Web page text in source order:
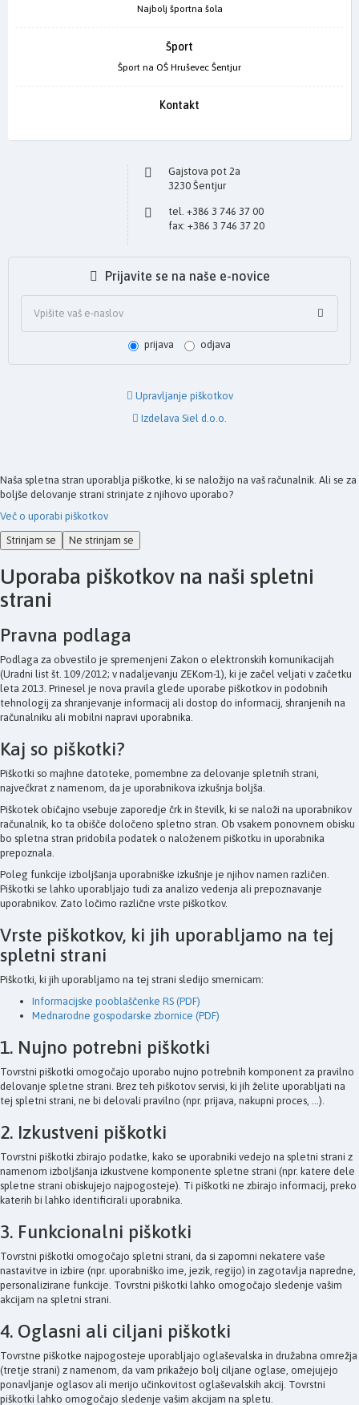
Najbolj športna šola
Šport
Šport na OŠ Hruševec Šentjur
Kontakt
Gajstova pot 2a
3230 Šentjur
tel. +386 3 746 37 00
fax: +386 3 746 37 20
Prijavite se na naše e-novice
prijava odjava
Upravljanje piškotkov
Izdelava Siel d.o.o.
Naša spletna stran uporablja piškotke, ki se naložijo na vaš računalnik. Ali se za
boljše delovanje strani strinjate z njihovo uporabo?
Več o uporabi piškotkov
Strinjam se
Ne strinjam se
Uporaba piškotkov na naši spletni
strani
Pravna podlaga
Podlaga za obvestilo je spremenjeni Zakon o elektronskih komunikacijah
(Uradni list št. 109/2012; v nadaljevanju ZEKom-1), ki je začel veljati v začetku
leta 2013. Prinesel je nova pravila glede uporabe piškotkov in podobnih
tehnologij za shranjevanje informacij ali dostop do informacij, shranjenih na
računalniku ali mobilni napravi uporabnika.
Kaj so piškotki?
Piškotki so majhne datoteke, pomembne za delovanje spletnih strani,
največkrat z namenom, da je uporabnikova izkušnja boljša.
Piškotek običajno vsebuje zaporedje črk in številk, ki se naloži na uporabnikov
računalnik, ko ta obišče določeno spletno stran. Ob vsakem ponovnem obisku
bo spletna stran pridobila podatek o naloženem piškotku in uporabnika
prepoznala.
Poleg funkcije izboljšanja uporabniške izkušnje je njihov namen različen.
Piškotki se lahko uporabljajo tudi za analizo vedenja ali prepoznavanje
uporabnikov. Zato ločimo različne vrste piškotkov.
Vrste piškotkov, ki jih uporabljamo na tej
spletni strani
Piškotki, ki jih uporabljamo na tej strani sledijo smernicam:
Informacijske pooblaščenke RS (PDF)
Mednarodne gospodarske zbornice (PDF)
1. Nujno potrebni piškotki
Tovrstni piškotki omogočajo uporabo nujno potrebnih komponent za pravilno
delovanje spletne strani. Brez teh piškotov servisi, ki jih želite uporabljati na
tej spletni strani, ne bi delovali pravilno (npr. prijava, nakupni proces, ...).
2. Izkustveni piškotki
Tovrstni piškotki zbirajo podatke, kako se uporabniki vedejo na spletni strani z
namenom izboljšanja izkustvene komponente spletne strani (npr. katere dele
spletne strani obiskujejo najpogosteje). Ti piškotki ne zbirajo informacij, preko
katerih bi lahko identificirali uporabnika.
3. Funkcionalni piškotki
Tovrstni piškotki omogočajo spletni strani, da si zapomni nekatere vaše
nastavitve in izbire (npr. uporabniško ime, jezik, regijo) in zagotavlja napredne,
personalizirane funkcije. Tovrstni piškotki lahko omogočajo sledenje vašim
akcijam na spletni strani.
4. Oglasni ali ciljani piškotki
Tovrstne piškotke najpogosteje uporabljajo oglaševalska in družabna omrežja
(tretje strani) z namenom, da vam prikažejo bolj ciljane oglase, omejujejo
ponavljanje oglasov ali merijo učinkovitost oglaševalskih akcij. Tovrstni
piškotki lahko omogočajo sledenje vašim akcijam na spletu.